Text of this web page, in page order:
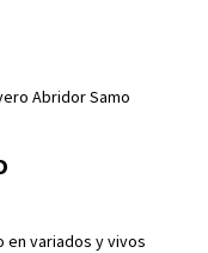
Abridor Samo
en variados y vivos